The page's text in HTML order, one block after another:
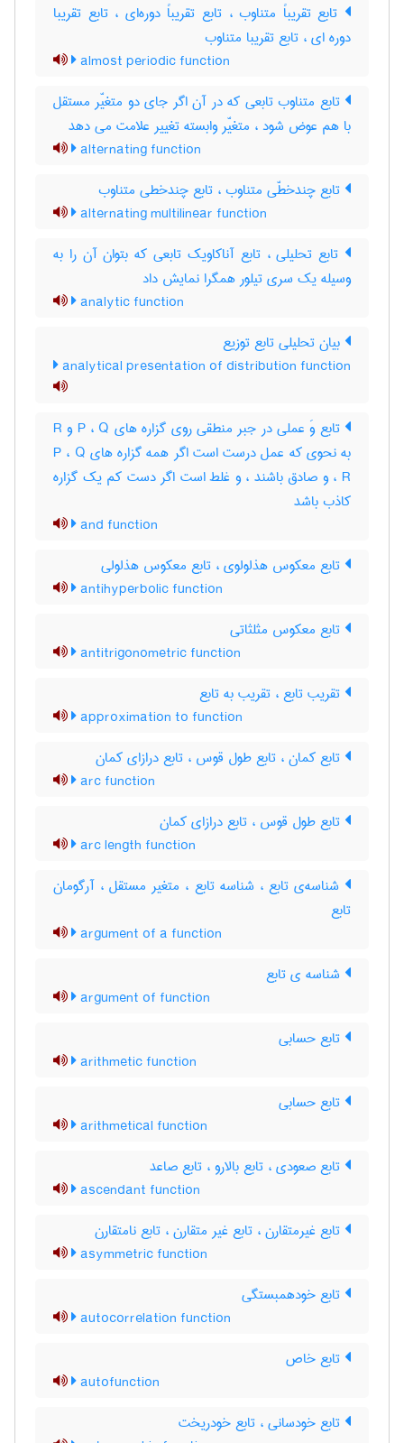
تابع تقریباً متناوب ، تابع تقریباً دوره‌ای ، تابع تقریبا
دوره ای ، تابع تقریبا متناوب
almost periodic function
تابع متناوب تابعی که در آن اگر جای دو متغیّر مستقل
با هم عوض شود ، متغیّر وابسته تغییر علامت می دهد
alternating function
تابع چندخطّی متناوب ، تابع چندخطی متناوب
alternating multilinear function
تابع تحلیلی ، تابع آناکاویک تابعی که بتوان آن را به
وسیله یک سری تیلور همگرا نمایش داد
analytic function
بیان تحلیلی تابع توزیع
analytical presentation of distribution function
تابع وَ عملی در جبر منطقی روی گزاره های P ، Q و R
به نحوی که عمل درست است اگر همه گزاره های P ، Q
، R و صادق باشند ، و غلط است اگر دست کم یک گزاره
کاذب باشد
and function
تابع معکوس هذلولوی ، تابع معکوس هذلولی
antihyperbolic function
تابع معکوس مثلثاتی
antitrigonometric function
تقریب تابع ، تقریب به تابع
approximation to function
تابع کمان ، تابع طول قوس ، تابع درازای کمان
arc function
تابع طول قوس ، تابع درازای کمان
arc length function
شناسه‌ی تابع ، شناسه تابع ، متغیر مستقل ، آرگومان
تابع
argument of a function
شناسه ی تابع
argument of function
تابع حسابی
arithmetic function
تابع حسابی
arithmetical function
تابع صعودی ، تابع بالارو ، تابع صاعد
ascendant function
تابع غیرمتقارن ، تابع غیر متقارن ، تابع نامتقارن
asymmetric function
تابع خودهمبستگی
autocorrelation function
تابع خاص
autofunction
تابع خودسانی ، تابع خودریخت